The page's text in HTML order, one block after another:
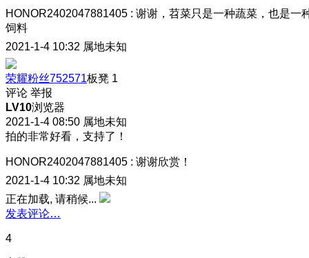
HONOR2402047881405 : 谢谢，苕菜只是一种蔬菜，也是一
饲料
2021-1-4 10:32 属地未知
荣耀粉丝752571板凳 1
评论 举报
LV10浏览器
2021-1-4 08:50 属地未知
拍的非常好看，支持了！
HONOR2402047881405 : 谢谢欣赏！
2021-1-4 10:32 属地未知
正在加载, 请稍候...
发表评论…
4